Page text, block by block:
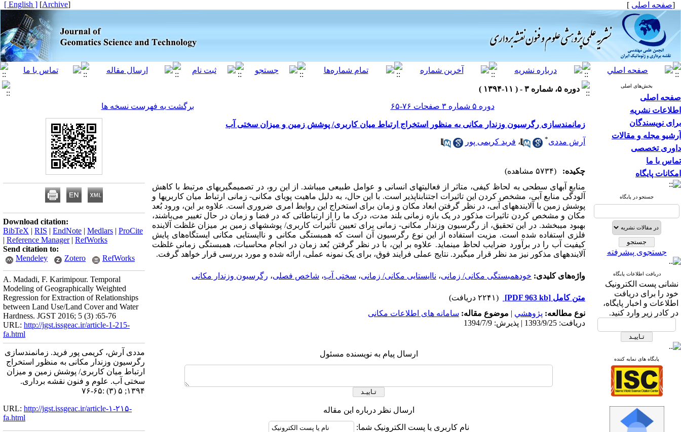
[صفحه اصلی ]
[
Archive
]
[ English ]
بخش‌های اصلی
صفحه اصلی
اطلاعات نشریه
برای نویسندگان
آرشیو مجله و مقالات
داوری تخصصی
تماس با ما
امکانات پایگاه
جستجو در پایگاه
جستجوی پیشرفته
دریافت اطلاعات پایگاه
نشانی پست الکترونیک
خود را برای دریافت
اطلاعات و اخبار پایگاه،
در کادر زیر وارد کنید.
پایگاه های نمایه کننده
دوره ۵، شماره ۳ - ( ۱۱-۱۳۹۴ )
دوره ۵ شماره ۳ صفحات ۷۶-۶۵
برگشت به فهرست نسخه ها
زمانمندسازی رگرسیون وزندار مکانی به منظور استخراج ارتباط میان کاربری/ پوشش زمین و میزان سختی آب
آرش مددی* ، فرید کریمی پور
چکیده:
(۵۷۳۴ مشاهده)
منابع آب­های سطحی به لحاظ کیفی، متاثر از فعالیت­های انسانی و عوامل طبیعی می­باشد. از این رو، در تصمیم­گیری­های مرتبط با کاهش
آلودگی منابع آبی، مشخص کردن این تاثیرات اجتناب­ناپذیر است. با این حال، به دلیل ماهیت پویای مکانی- زمانی ارتباط میان کاربری­ها و
پوشش زمین با آلاینده­های آبی، در نظر گرفتن ابعاد مکان و زمان برای استخراج این روابط امری ضروری است. علاوه بر این، ورود بُعد
مکان و مشخص کردن تاثیرات مذکور در یک بازه زمانی بلند مدت، درک ما را از ارتباطاتی که در فضا و زمان در حال تغییر می‌باشند،
بهبود می­بخشد. در این تحقیق، از رگرسیون وزندار مکانی- زمانی برای تعیین تأثیرات کاربری/ پوشش­های زمین بر میزان غلظت آلاینده
فلزی استفاده شده است. مزیت استفاده از این نوع رگرسیون آن است که همبستگی مکانی و ناایستایی مکانی ایستگاههای پایش
کیفیت آب را در برآورد ضرایب لحاظ می­نماید. علاوه بر این، با در نظر گرفتن بُعد زمان در انجام محاسبات، همبستگی زمانی غلظت
آلاینده­های مذکور نیز مد نظر قرار می­گیرد. نتایج عملی فرایند فوق، برای یک نمونه عملی، ارائه شده و مورد بررسی قرار خواهد گرفت.
واژه‌های کلیدی: خودهمبستگی مکانی/ زمانی، ناایستایی مکانی/ زمانی، سختی آب، شاخص فصلی، رگرسیون وزندار مکانی
متن کامل [PDF 963 kb]
(۲۲۴۱ دریافت)
نوع مطالعه: پژوهشي | موضوع مقاله: سامانه های اطلاعات مکانی
دریافت: 1393/9/25 | پذیرش: 1394/7/9
ارسال پیام به نویسنده مسئول
ارسال نظر درباره این مقاله
نام کاربری یا پست الکترونیک شما:
Download citation:
BibTeX | RIS | EndNote | Medlars | ProCite
| Reference Manager| RefWorks
Send citation to:
Mendeley
Zotero RefWorks
A. Madadi, F. Karimipour. Temporal
Modeling of Geographically Weighted
Regression for Extraction of Relationships
between Land Use/Land Cover and Water
Hardness. JGST 2016; 5 (3) :65-76
URL: http://jgst.issgeac.ir/article-1-215-
fa.html
مددی آرش، کریمی پور فرید. زمانمندسازی
رگرسیون وزندار مکانی به منظور استخراج
ارتباط میان کاربری/ پوشش زمین و میزان
سختی آب. علوم و فنون نقشه برداری.
۱۳۹۴; ۵ (۳) :۶۵-۷۶
URL: http://jgst.issgeac.ir/article-۱-۲۱۵-
fa.html